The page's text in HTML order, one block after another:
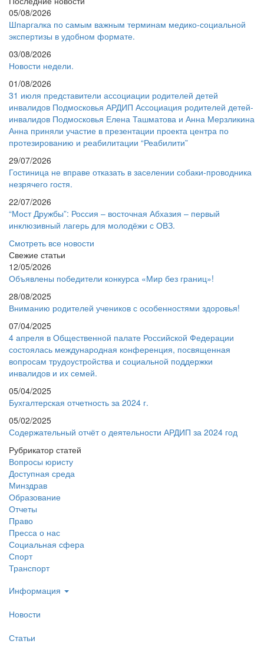
05/08/2026
Шпаргалка по самым важным терминам медико-социальной
экспертизы в удобном формате.
03/08/2026
Новости недели.
01/08/2026
31 июля представители ассоциации родителей детей
инвалидов Подмосковья АРДИП Ассоциация родителей детей-
инвалидов Подмосковья Елена Ташматова и Анна Мерзликина
Анна приняли участие в презентации проекта центра по
протезированию и реабилитации “Реабилити”
29/07/2026
Гостиница не вправе отказать в заселении собаки-проводника
незрячего гостя.
22/07/2026
“Мост Дружбы”: Россия – восточная Абхазия – первый
инклюзивный лагерь для молодёжи с ОВЗ.
Смотреть все новости
Свежие статьи
12/05/2026
Объявлены победители конкурса «Мир без границ»!
28/08/2025
Вниманию родителей учеников с особенностями здоровья!
07/04/2025
4 апреля в Общественной палате Российской Федерации
состоялась международная конференция, посвященная
вопросам трудоустройства и социальной поддержки
инвалидов и их семей.
05/04/2025
Бухгалтерская отчетность за 2024 г.
05/02/2025
Содержательный отчёт о деятельности АРДИП за 2024 год
Рубрикатор статей
Вопросы юристу
Доступная среда
Минздрав
Образование
Отчеты
Право
Пресса о нас
Социальная сфера
Спорт
Транспорт
Информация
Новости
Статьи